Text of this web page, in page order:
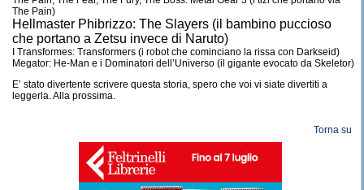
The Pain)
Hellmaster Phibrizzo: The Slayers (il bambino puccioso
che portano a Zetsu invece di Naruto)
I Transformes: Transformers (i robot che cominciano la rissa con Darkseid)
Megator: He-Man e i Dominatori dell’Universo (il gigante evocato da Skeletor)
E’ stato divertente scrivere questa storia, spero che voi vi siate divertiti a
leggerla.Alla prossima.
Torna su